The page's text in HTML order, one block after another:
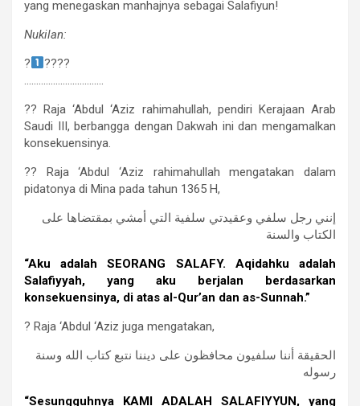
yang menegaskan manhajnya sebagai Salafiyun!
Nukilan:
?
????
……………………………
?? Raja ‘Abdul ‘Aziz rahimahullah, pendiri Kerajaan Arab
Saudi III, berbangga dengan Dakwah ini dan mengamalkan
konsekuensinya.
?? Raja ‘Abdul ‘Aziz rahimahullah mengatakan dalam
pidatonya di Mina pada tahun 1365 H,
إنني رجل سلفي وعقيدتي سلفية التي أمشي بمقتضاها على
الكتاب والسنة
“Aku adalah SEORANG SALAFY. Aqidahku adalah
Salafiyyah, yang aku berjalan berdasarkan
konsekuensinya, di atas al-Qur’an dan as-Sunnah.”
? Raja ‘Abdul ‘Aziz juga mengatakan,
الحقيقة أننا سلفيون محافظون على ديننا نتبع كتاب الله وسنة
رسوله
“Sesungguhnya KAMI ADALAH SALAFIYYUN, yang